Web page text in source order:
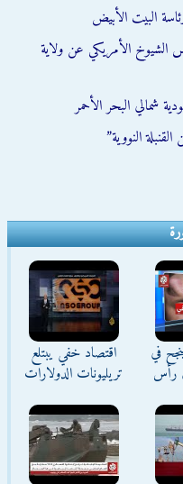
البيت الأبيض
الشيوخ الأمريكي عن ولاية
شمالي البحر الأحمر
النووية”
في
رأس
اقتصاد خفي يبتلع
تريليونات الدولارات